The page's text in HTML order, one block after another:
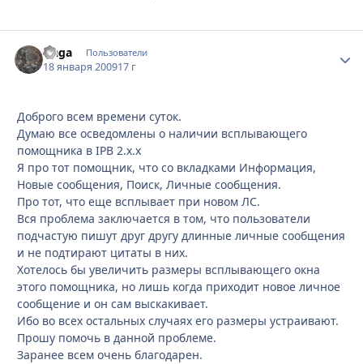
Naga Пользователи
18 января 200917 г
Доброго всем времени суток.
Думаю все осведомлены о наличии всплывающего
помощника в IPB 2.x.x
Я про тот помощник, что со вкладками Информация,
Новые сообщения, Поиск, Личные сообщения.
Про тот, что еще всплывает при новом ЛС.
Вся проблема заключается в том, что пользователи
подчастую пишут друг другу длинные личные сообщения
и не подтирают цитаты в них.
Хотелось бы увеличить размеры всплывающего окна
этого помощника, но лишь когда приходит новое личное
сообщение и он сам выскакивает.
Ибо во всех остальных случаях его размеры устраивают.
Прошу помочь в данной проблеме.
Заранее всем очень благодарен.